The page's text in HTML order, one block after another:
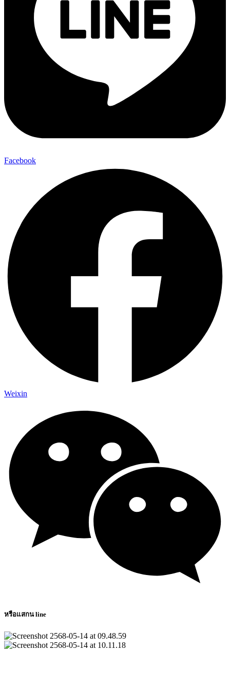
Facebook
Weixin
หรือแสกน line